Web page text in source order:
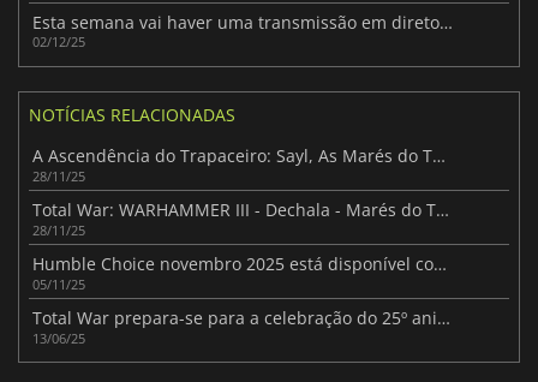
Esta semana vai haver uma transmissão em direto especial de Total War
02/12/25
NOTÍCIAS RELACIONADAS
A Ascendência do Trapaceiro: Sayl, As Marés do Tormento
28/11/25
Total War: WARHAMMER III - Dechala - Marés do Tormento
28/11/25
Humble Choice novembro 2025 está disponível com Total War: Warhammer III e mais
05/11/25
Total War prepara-se para a celebração do 25º aniversário e para uma grande revelação
13/06/25